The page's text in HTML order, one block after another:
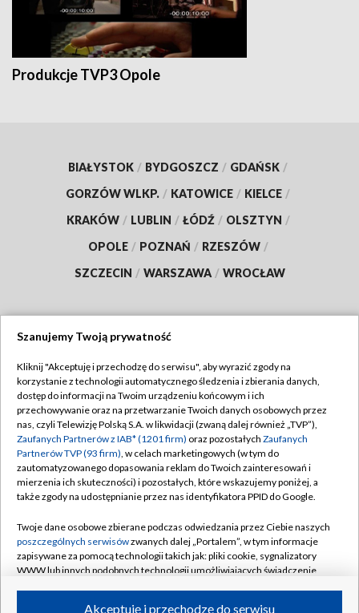
Produkcje TVP3 Opole
BIAŁYSTOK / BYDGOSZCZ / GDAŃSK /
GORZÓW WLKP. / KATOWICE / KIELCE /
KRAKÓW / LUBLIN / ŁÓDŹ / OLSZTYN /
OPOLE / POZNAŃ / RZESZÓW /
SZCZECIN / WARSZAWA / WROCŁAW
TVP
Abonament TVP
Emisja w TVP
Centrum informacji TVP
Naziemna Telewizja Cyfrowa
Rada Programowa
System NOS
Informacje o nadawcy
Regulamin TVP
Polityka prywatności
Moje zgody
Pomoc
Kontakt
Kanały
Szanujemy Twoją prywatność
Kliknij "Akceptuję i przechodzę do serwisu", aby wyrazić zgody na
korzystanie z technologii automatycznego śledzenia i zbierania danych,
dostęp do informacji na Twoim urządzeniu końcowym i ich
przechowywanie oraz na przetwarzanie Twoich danych osobowych przez
nas, czyli Telewizję Polską S.A. w likwidacji (zwaną dalej również „TVP”),
Zaufanych Partnerów z IAB* (1201 firm) oraz pozostałych Zaufanych
Partnerów TVP (93 firm), w celach marketingowych (w tym do
zautomatyzowanego dopasowania reklam do Twoich zainteresowań i
mierzenia ich skuteczności) i pozostałych, które wskazujemy poniżej, a
także zgody na udostępnianie przez nas identyfikatora PPID do Google.
Twoje dane osobowe zbierane podczas odwiedzania przez Ciebie naszych
poszczególnych serwisówzwanych dalej „Portalem”, w tym informacje
zapisywane za pomocą technologii takich jak: pliki cookie, sygnalizatory
WWW lub innych podobnych technologii umożliwiających świadczenie
Akceptuję i przechodzę do serwisu